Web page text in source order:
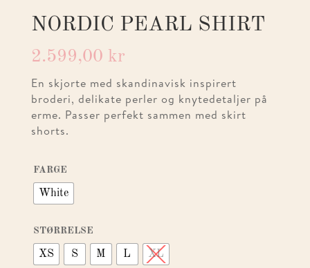
NORDIC PEARL SHIRT
2.599,00 kr
En skjorte med skandinavisk inspirert
broderi, delikate perler og knytedetaljer på
erme. Passer perfekt sammen med skirt
shorts.
FARGE
White
STØRRELSE
XS S M L XL